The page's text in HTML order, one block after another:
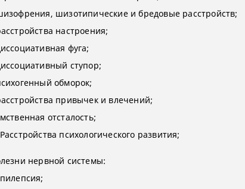
шизотипические и бредовые расстройств;
настроения;
фуга;
ступор;
обморок;
привычек и влечений;
отсталость;
психологического развития;
нервной системы: